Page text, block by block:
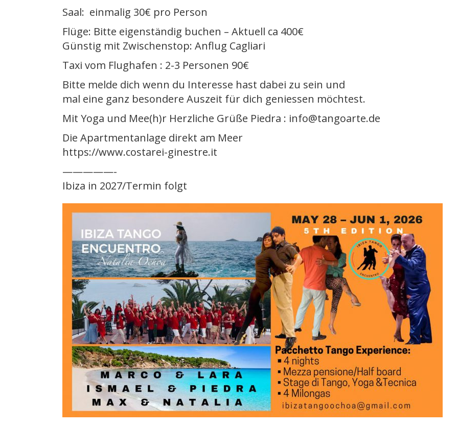
Saal: einmalig 30€ pro Person
Flüge: Bitte eigenständig buchen – Aktuell ca 400€
Günstig mit Zwischenstop: Anflug Cagliari
Taxi vom Flughafen : 2-3 Personen 90€
Bitte melde dich wenn du Interesse hast dabei zu sein und
mal eine ganz besondere Auszeit für dich geniessen möchtest.
Mit Yoga und Mee(h)r Herzliche Grüße Piedra : info@tangoarte.de
Die Apartmentanlage direkt am Meer
https://www.costarei-ginestre.it
—————-
Ibiza in 2027/Termin folgt